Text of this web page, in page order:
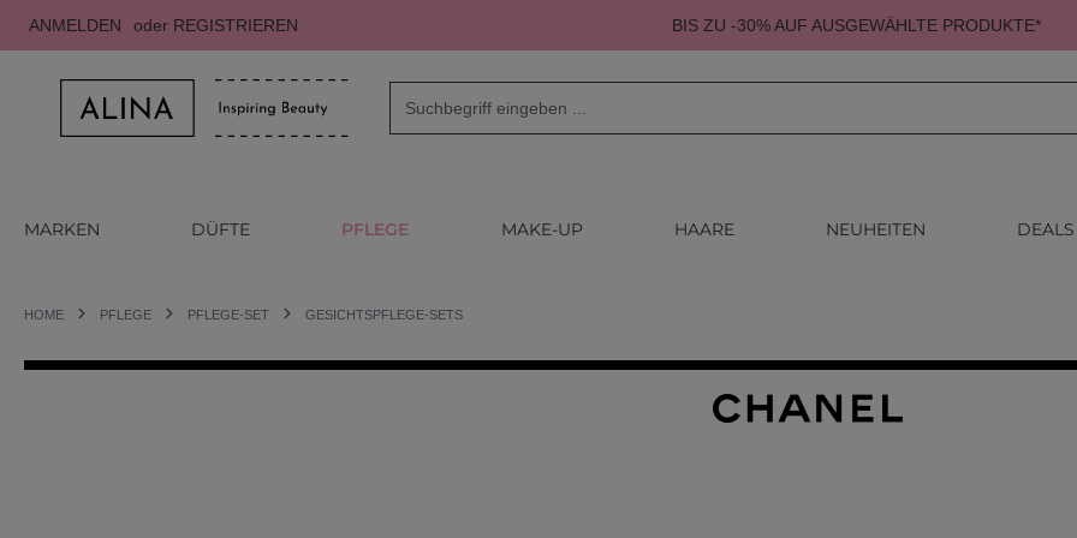
Hauptinhalt springen
Zur Suche springen
Zur Hauptnavigation springen
ANMELDEN oder REGISTRIEREN BIS ZU -30% AUF AUSGEWÄHLTE PRODUKTE*
MARKEN DÜFTE PFLEGE MAKE-UP HAARE NEUHEITEN DEALS
HOME PFLEGE PFLEGE-SET GESICHTSPFLEGE-SETS